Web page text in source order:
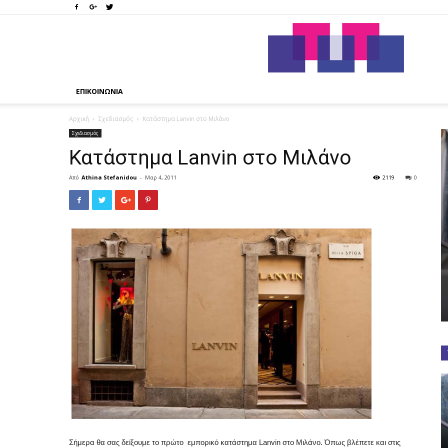
ΕΠΙΚΟΙΝΩΝΊΑ
Αρχική Σχεδιασμός Κατάστημα Lanvin στο Μιλάνο
Σχεδιασμός
Κατάστημα Lanvin στο Μιλάνο
Από Athina Stefanidou - Μαρ 4, 2011 0
2119
Σήμερα θα σας δείξουμε το πρώτο εμπορικό κατάστημα Lanvin στο Μιλάνο. Όπως βλέπετε και στις